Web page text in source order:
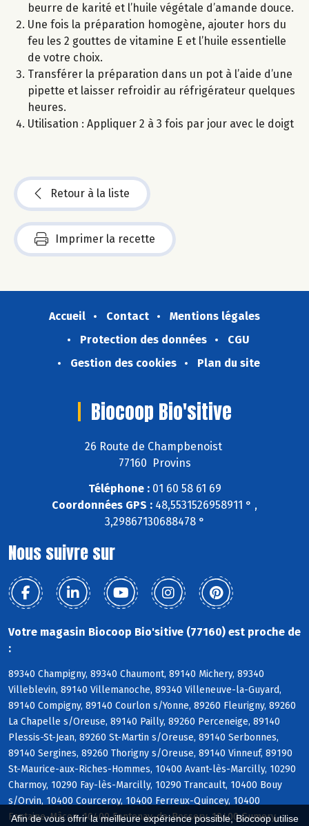
Afin de vous offrir la meilleure expérience possible, Biocoop utilise
beurre de karité et l’huile végétale d’amande douce.
Une fois la préparation homogène, ajouter hors du
feu les 2 gouttes de vitamine E et l’huile essentielle
de votre choix.
Transférer la préparation dans un pot à l’aide d’une
pipette et laisser refroidir au réfrigérateur quelques
heures.
Utilisation : Appliquer 2 à 3 fois par jour avec le doigt
Retour à la liste
Imprimer la recette
Accueil Contact
Mentions légales
Protection des données
CGU
Gestion des cookies
Plan du site
Biocoop Bio'sitive
26 Route de Champbenoist
77160 Provins
Téléphone :01 60 58 61 69
Coordonnées GPS : 48,5531526958911 ° ,
3,29867130688478 °
Nous suivre sur
Votre magasin Biocoop Bio'sitive (77160) est proche de
:
89340 Champigny, 89340 Chaumont, 89140 Michery, 89340
Villeblevin, 89140 Villemanoche, 89340 Villeneuve-la-Guyard,
89140 Compigny, 89140 Courlon s/Yonne, 89260 Fleurigny, 89260
La Chapelle s/Oreuse, 89140 Pailly, 89260 Perceneige, 89140
Plessis-St-Jean, 89260 St-Martin s/Oreuse, 89140 Serbonnes,
89140 Sergines, 89260 Thorigny s/Oreuse, 89140 Vinneuf, 89190
St-Maurice-aux-Riches-Hommes, 10400 Avant-lès-Marcilly, 10290
Charmoy, 10290 Fay-lès-Marcilly, 10290 Trancault, 10400 Bouy
s/Orvin, 10400 Courceroy, 10400 Ferreux-Quincey, 10400
Fontaine-Mâcon, 10400 Fontenay-de-Bossery, 10400 Gumery,